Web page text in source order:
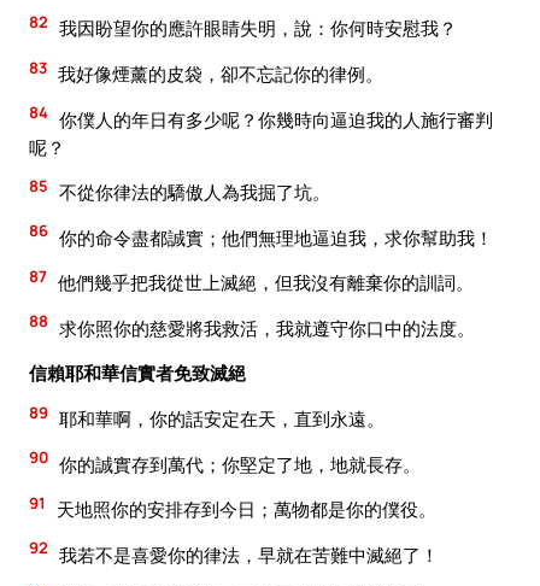
82 我因盼望你的應許眼睛失明，說：你何時安慰我？
83 我好像煙薰的皮袋，卻不忘記你的律例。
84 你僕人的年日有多少呢？你幾時向逼迫我的人施行審判
呢？
85 不從你律法的驕傲人為我掘了坑。
86 你的命令盡都誠實；他們無理地逼迫我，求你幫助我！
87 他們幾乎把我從世上滅絕，但我沒有離棄你的訓詞。
88 求你照你的慈愛將我救活，我就遵守你口中的法度。
信賴耶和華信實者免致滅絕
89 耶和華啊，你的話安定在天，直到永遠。
90 你的誠實存到萬代；你堅定了地，地就長存。
91 天地照你的安排存到今日；萬物都是你的僕役。
92 我若不是喜愛你的律法，早就在苦難中滅絕了！